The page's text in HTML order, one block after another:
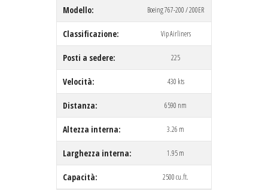
Modello: Boeing 767-200 / 200ER
Classificazione: Vip Airliners
Posti a sedere: 225
Velocità: 430 kts
Distanza: 6590 nm
Altezza interna: 3.26 m
Larghezza interna: 1.95 m
Capacità: 2500 cu.ft.